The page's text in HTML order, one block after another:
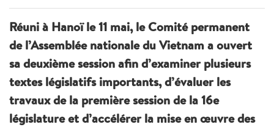
Réuni à Hanoï le 11 mai, le Comité permanent
de l’Assemblée nationale du Vietnam a ouvert
sa deuxième session afin d’examiner plusieurs
textes législatifs importants, d’évaluer les
travaux de la première session de la 16e
législature et d’accélérer la mise en œuvre des